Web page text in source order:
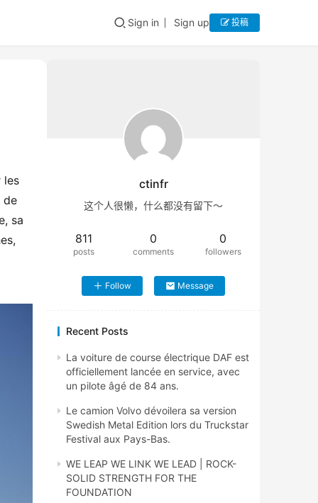
Sign in Sign up 投稿
les
de
sa
ctinfr
这个人很懒，什么都没有留下～
811
posts
0
comments
0
followers
Follow Message
Recent Posts
La voiture de course électrique DAF est
officiellement lancée en service, avec
un pilote âgé de 84 ans.
Le camion Volvo dévoilera sa version
Swedish Metal Edition lors du Truckstar
Festival aux Pays-Bas.
WE LEAP WE LINK WE LEAD | ROCK-
SOLID STRENGTH FOR THE
FOUNDATION